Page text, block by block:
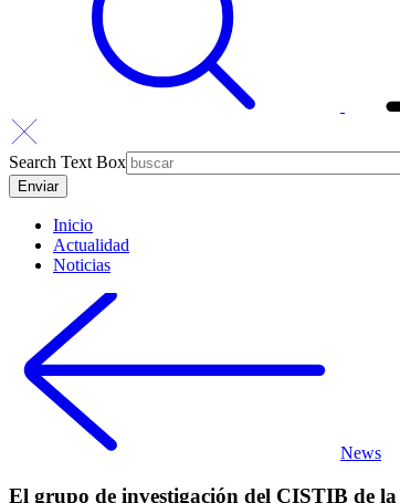
Search Text Box
Inicio
Actualidad
Noticias
News
El grupo de investigación del CISTIB de